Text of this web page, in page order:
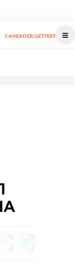
CAHEADER.GETTEST